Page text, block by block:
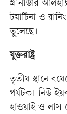
গ্রানাডার
টমাটিনা ও
তুলেছে।
যুক্তরাষ্ট্র
তৃতীয় স্থানে
পর্যটক। নিউ
হাওয়াই ও লাস